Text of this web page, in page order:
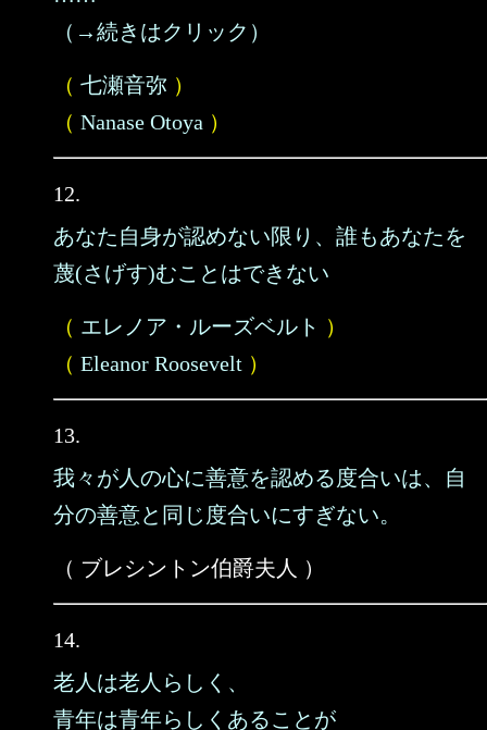
（→続きはクリック）
（ 七瀬音弥 ）
（ Nanase Otoya ）
12.
あなた自身が認めない限り、誰もあなたを
蔑(さげす)むことはできない
（ エレノア・ルーズベルト ）
（ Eleanor Roosevelt ）
13.
我々が人の心に善意を認める度合いは、自
分の善意と同じ度合いにすぎない。
（ ブレシントン伯爵夫人 ）
14.
老人は老人らしく、
青年は青年らしくあることが